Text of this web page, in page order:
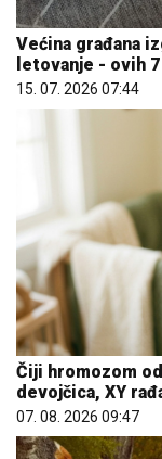
Većina građana
letovanje - ovih
15. 07. 2026 07:44
Čiji hromozom
devojčica, XY
07. 08. 2026 09:47